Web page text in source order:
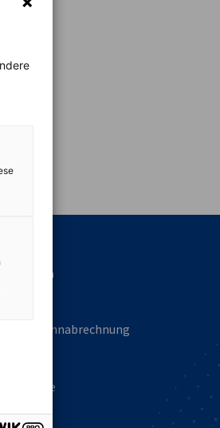
und Lohnabrechnung
Europe